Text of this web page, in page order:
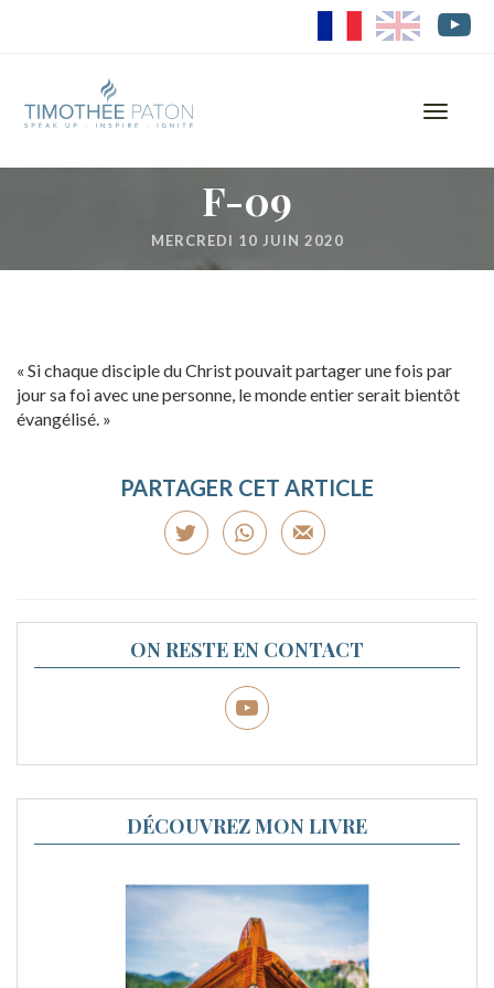
EN
Toggle
F-09
MERCREDI 10 JUIN 2020
« Si chaque disciple du Christ pouvait partager une fois par
jour sa foi avec une personne, le monde entier serait bientôt
évangélisé. »
PARTAGER CET ARTICLE
ON RESTE EN CONTACT
DÉCOUVREZ MON LIVRE